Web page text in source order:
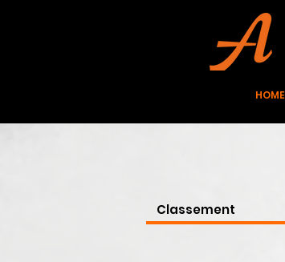
HOME
Classement